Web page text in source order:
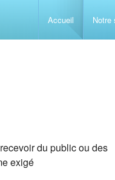
Accueil Notre
Accueillir
du public ou des
exigé